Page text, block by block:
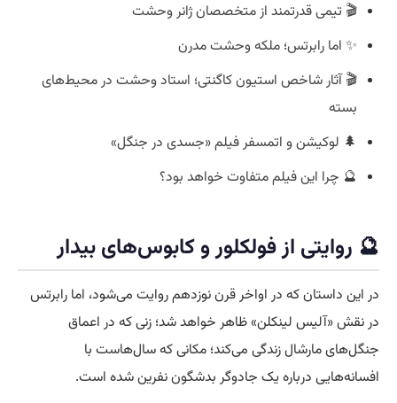
🎬 تیمی قدرتمند از متخصصان ژانر وحشت
✨ اما رابرتس؛ ملکه‌ وحشت مدرن
🎬 آثار شاخص استیون کاگنتی؛ استاد وحشت در محیط‌های
بسته
🌲 لوکیشن و اتمسفر فیلم «جسدی در جنگل»
🔮 چرا این فیلم متفاوت خواهد بود؟
🔮 روایتی از فولکلور و کابوس‌های بیدار
در این داستان که در اواخر قرن نوزدهم روایت می‌شود، اما رابرتس
در نقش «آلیس لینکلن» ظاهر خواهد شد؛ زنی که در اعماق
جنگل‌های مارشال زندگی می‌کند؛ مکانی که سال‌هاست با
افسانه‌هایی درباره یک جادوگر بدشگون نفرین شده است.